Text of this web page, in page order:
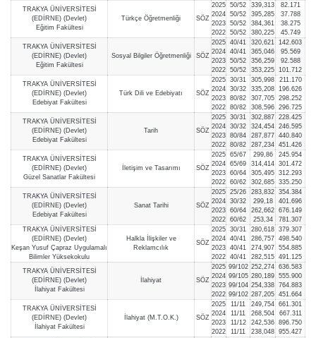
TRAKYA ÜNİVERSİTESİ
(EDİRNE) (Devlet)
Eğitim Fakültesi
Türkçe Öğretmenliği SÖZ
2025
2024
2023
2022
50/52
50/52
50/52
50/52
339,313
395,285
384,361
380,225
82.171
37.788
38.275
45.749
TRAKYA ÜNİVERSİTESİ
(EDİRNE) (Devlet)
Eğitim Fakültesi
Sosyal Bilgiler Öğretmenliği SÖZ
2025
2024
2023
2022
40/41
40/41
50/52
50/52
320,621
365,046
356,259
353,225
142.603
95.569
92.588
101.712
TRAKYA ÜNİVERSİTESİ
(EDİRNE) (Devlet)
Edebiyat Fakültesi
Türk Dili ve Edebiyatı SÖZ
2025
2024
2023
2022
30/31
30/32
80/82
80/82
305,998
335,208
307,705
308,596
211.170
196.626
298.252
296.725
TRAKYA ÜNİVERSİTESİ
(EDİRNE) (Devlet)
Edebiyat Fakültesi
Tarih SÖZ
2025
2024
2023
2022
30/31
30/32
80/84
80/82
302,887
324,454
287,877
287,234
228.425
246.595
440.840
451.426
TRAKYA ÜNİVERSİTESİ
(EDİRNE) (Devlet)
Güzel Sanatlar Fakültesi
İletişim ve Tasarımı SÖZ
2025
2024
2023
2022
65/67
65/69
60/64
60/62
299,86
314,414
305,495
302,685
245.954
301.472
312.293
335.250
TRAKYA ÜNİVERSİTESİ
(EDİRNE) (Devlet)
Edebiyat Fakültesi
Sanat Tarihi SÖZ
2025
2024
2023
2022
25/26
30/32
60/64
60/62
283,832
299,18
262,662
253,34
354.384
401.696
676.149
781.307
TRAKYA ÜNİVERSİTESİ
(EDİRNE) (Devlet)
Keşan Yusuf Çapraz Uygulamalı
Bilimler Yüksekokulu
Halkla İlişkiler ve
Reklamcılık
SÖZ
2025
2024
2023
2022
30/31
40/41
40/41
40/41
280,618
286,757
274,907
282,515
379.307
498.540
554.885
491.125
TRAKYA ÜNİVERSİTESİ
(EDİRNE) (Devlet)
İlahiyat Fakültesi
İlahiyat SÖZ
2025
2024
2023
2022
99/102
99/105
99/104
99/102
252,274
280,189
254,338
287,205
636.583
555.900
764.883
451.664
TRAKYA ÜNİVERSİTESİ
(EDİRNE) (Devlet)
İlahiyat Fakültesi
İlahiyat (M.T.O.K.) SÖZ
2025
2024
2023
2022
11/11
11/11
11/12
11/11
249,754
268,504
242,536
238,048
661.301
667.311
896.750
955.427